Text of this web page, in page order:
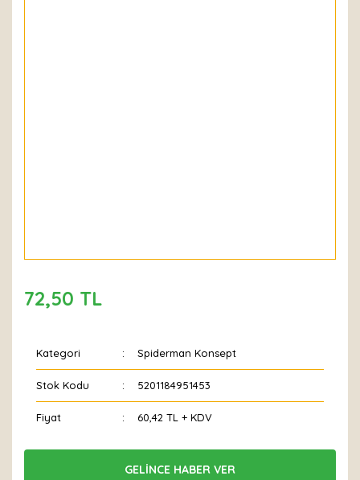
72,50 TL
Kategori Spiderman Konsept
Stok Kodu 5201184951453
Fiyat 60,42 TL + KDV
GELİNCE HABER VER